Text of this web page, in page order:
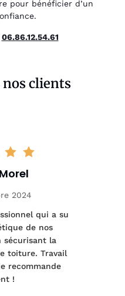
pour bénéficier d’un
06.86.12.54.61
nos clients
2024
qui a su
de nos
sécurisant la
toiture. Travail
recommande
!